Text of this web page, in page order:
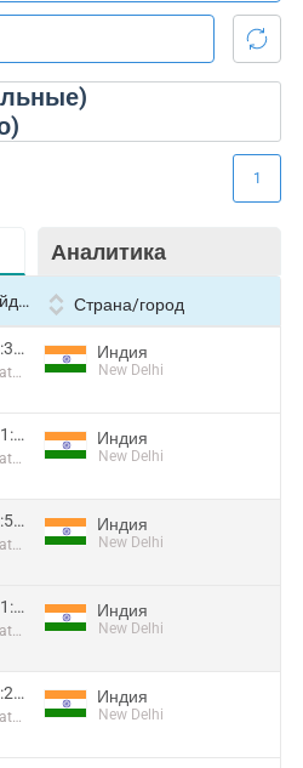
Аналитика
1
IP/провайдер Страна/город
164.52.120.5:34848
Capitalonline Data Service (HK) Co
Индия
New Delhi
164.52.120.11:61185
Capitalonline Data Service (HK) Co
Индия
New Delhi
164.52.120.6:54462
Capitalonline Data Service (HK) Co
Индия
New Delhi
164.52.120.11:44163
Capitalonline Data Service (HK) Co
Индия
New Delhi
164.52.120.6:28475
Capitalonline Data Service (HK) Co
Индия
New Delhi